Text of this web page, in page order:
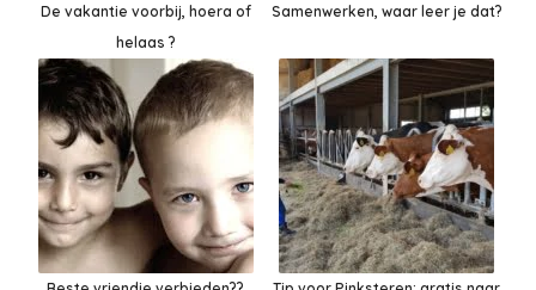
De vakantie voorbij, hoera of
helaas ?
Samenwerken, waar leer je dat?